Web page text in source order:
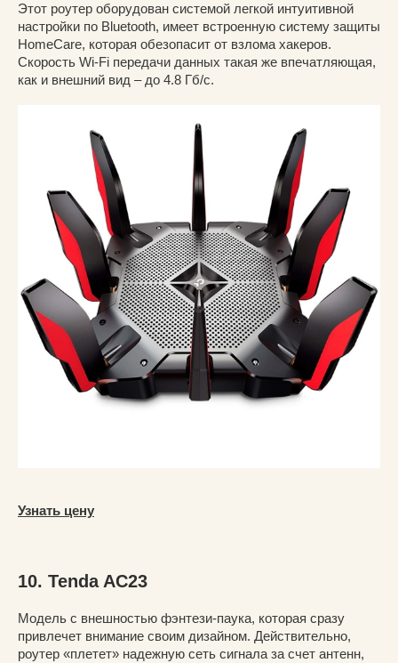
Этот роутер оборудован системой легкой интуитивной
настройки по Bluetooth, имеет встроенную систему защиты
HomeCare, которая обезопасит от взлома хакеров.
Скорость Wi-Fi передачи данных такая же впечатляющая,
как и внешний вид – до 4.8 Гб/с.
Узнать цену
10. Tenda AC23
Модель с внешностью фэнтези-паука, которая сразу
привлечет внимание своим дизайном. Действительно,
роутер «плетет» надежную сеть сигнала за счет антенн,